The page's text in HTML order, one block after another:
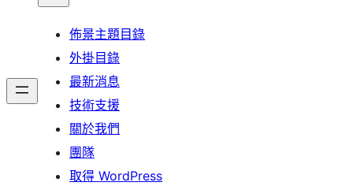
佈景主題目錄
外掛目錄
最新消息
技術支援
關於我們
團隊
取得 WordPress